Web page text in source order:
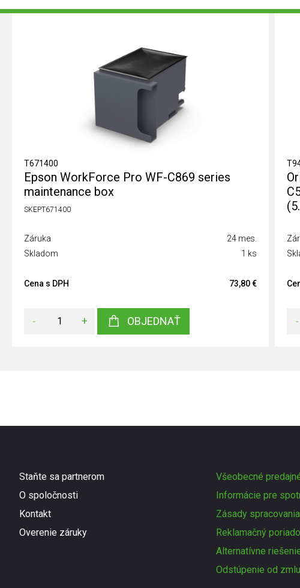
T671400
Epson WorkForce Pro WF-C869 series
maintenance box
SKEPT671400
Záruka
24 mes.
Skladom
1 ks
Cena s DPH 73,80 €
- + OBJEDNAŤ -
Staňte sa partnerom
O spoločnosti
Kontakt
Overenie záruky
Všeobecné
Informácie pre
Zásady
Reklamačný
Alternatívne
Odstúpenie od